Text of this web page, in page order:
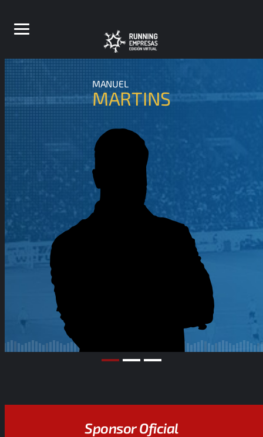
MANUEL
MARTINS
Sponsor Oficial